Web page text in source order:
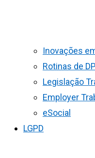
Inovações
Rotinas de DP
Legislação
Employer
eSocial
LGPD